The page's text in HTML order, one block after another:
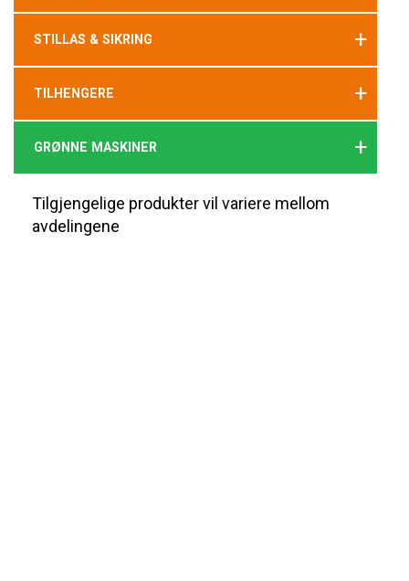
STILLAS & SIKRING +
TILHENGERE +
GRØNNE MASKINER +
Tilgjengelige produkter vil variere mellom
avdelingene